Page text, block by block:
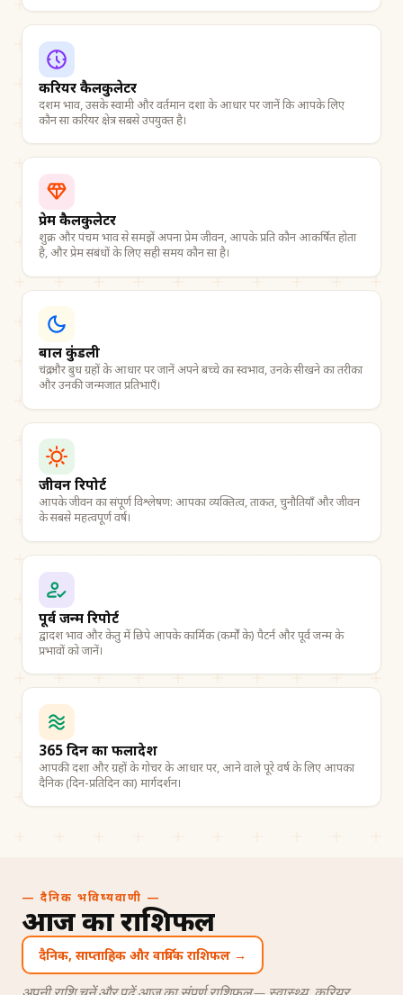
करियर कैलकुलेटर
दशम भाव, उसके स्वामी और वर्तमान दशा के आधार पर जानें कि आपके लिए
कौन सा करियर क्षेत्र सबसे उपयुक्त है।
प्रेम कैलकुलेटर
शुक्र और पंचम भाव से समझें अपना प्रेम जीवन, आपके प्रति कौन आकर्षित होता
है, और प्रेम संबंधों के लिए सही समय कौन सा है।
बाल कुंडली
चंद्र और बुध ग्रहों के आधार पर जानें अपने बच्चे का स्वभाव, उनके सीखने का तरीका
और उनकी जन्मजात प्रतिभाएँ।
जीवन रिपोर्ट
आपके जीवन का संपूर्ण विश्लेषण: आपका व्यक्तित्व, ताकत, चुनौतियाँ और जीवन
के सबसे महत्वपूर्ण वर्ष।
पूर्व जन्म रिपोर्ट
द्वादश भाव और केतु में छिपे आपके कार्मिक (कर्मों के) पैटर्न और पूर्व जन्म के
प्रभावों को जानें।
365 दिन का फलादेश
आपकी दशा और ग्रहों के गोचर के आधार पर, आने वाले पूरे वर्ष के लिए आपका
दैनिक (दिन-प्रतिदिन का) मार्गदर्शन।
— दैनिक भविष्यवाणी —
आज का राशिफल
दैनिक, साप्ताहिक और वार्षिक राशिफल →